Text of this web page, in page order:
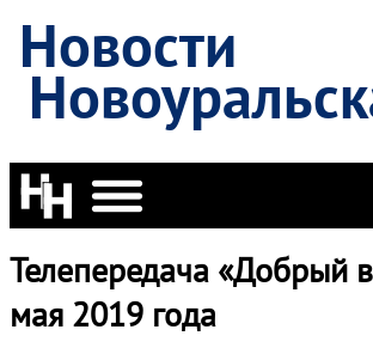
Новости
Телепередача «Добрый
мая 2019 года